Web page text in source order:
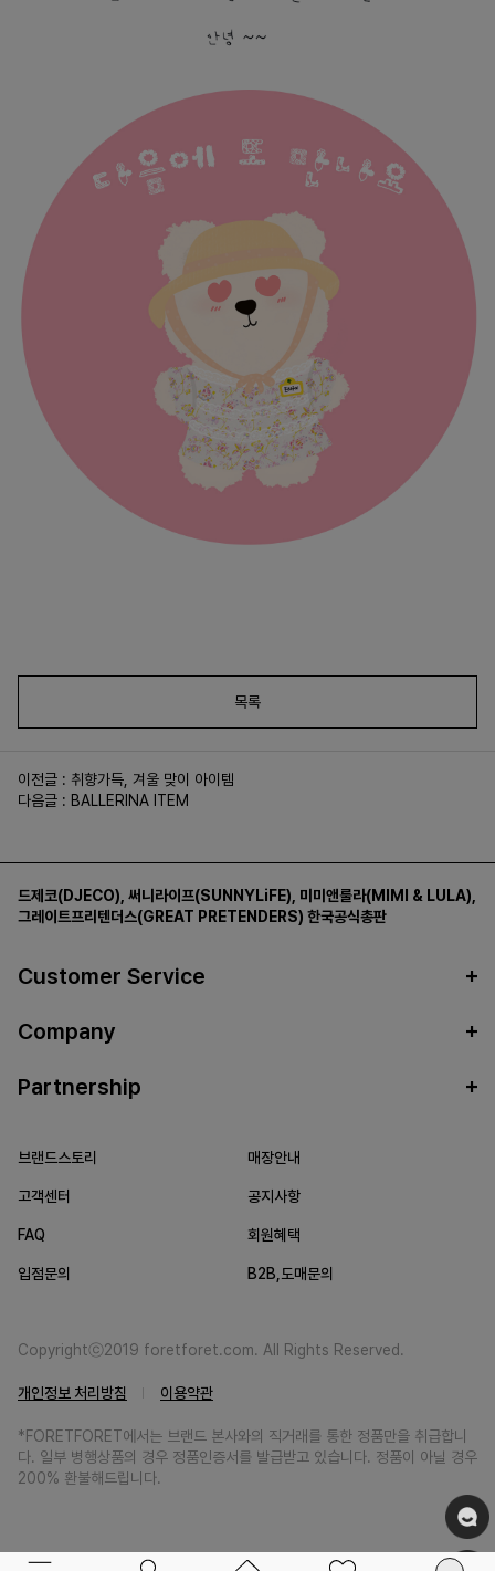
목록
이전글 : 취향가득, 겨울 맞이 아이템
다음글 : BALLERINA ITEM
드제코(DJECO) 써니라이프(SUNNYLiFE) 미미앤룰라(MIMI & LULA)
그레이트프리텐더스(GREAT PRETENDERS) 한국공식총판
Customer Service
Company
Partnership
브랜드스토리 매장안내
고객센터 공지사항
FAQ 회원혜택
입점문의 B2B,도매문의
Copyrightⓒ2019 foretforet.com. All Rights Reserved.
개인정보 처리방침 이용약관
*FORETFORET에서는 브랜드 본사와의 직거래를 통한 정품만을 취급합니
다. 일부 병행상품의 경우 정품인증서를 발급받고 있습니다. 정품이 아닐 경우
200% 환불해드립니다.